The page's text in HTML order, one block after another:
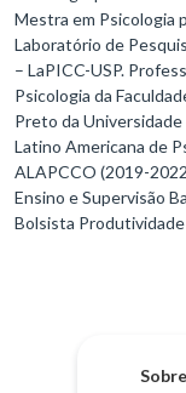
Mestra em Psicologia
Laboratório de
– LaPICC-USP.
Psicologia da
Preto da Universidade
Latino Americana de
ALAPCCO (2019-
Ensino e Supervisão
Bolsista